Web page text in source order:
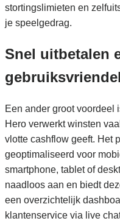
stortingslimieten en
je speelgedrag.
Snel uitbetalen
Een ander groot voordeel
Hero verwerkt winsten
vlotte cashflow geeft. Het
geoptimaliseerd voor
smartphone, tablet of
naadloos aan en biedt
een overzichtelijk
klantenservice via live